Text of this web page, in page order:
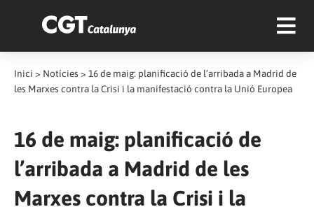
Inici > Notícies > 16 de maig: planificació de l’arribada a Madrid de
les Marxes contra la Crisi i la manifestació contra la Unió Europea
16 de maig: planificació de
l’arribada a Madrid de les
Marxes contra la Crisi i la